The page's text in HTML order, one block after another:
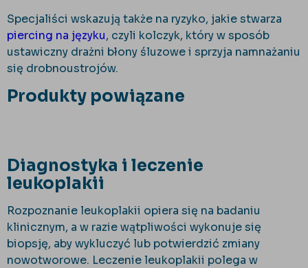
Specjaliści wskazują także na ryzyko, jakie stwarza
piercing na języku, czyli kolczyk, który w sposób
ustawiczny drażni błony śluzowe i sprzyja namnażaniu
się drobnoustrojów.
Produkty powiązane
Diagnostyka i leczenie
leukoplakii
Rozpoznanie leukoplakii opiera się na badaniu
klinicznym, a w razie wątpliwości wykonuje się
biopsję, aby wykluczyć lub potwierdzić zmiany
nowotworowe. Leczenie leukoplakii polega w